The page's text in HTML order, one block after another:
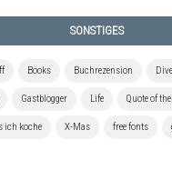
SONSTIGES
Books Buchrezension
Gastblogger Life Quote of
ich koche X-Mas free fonts